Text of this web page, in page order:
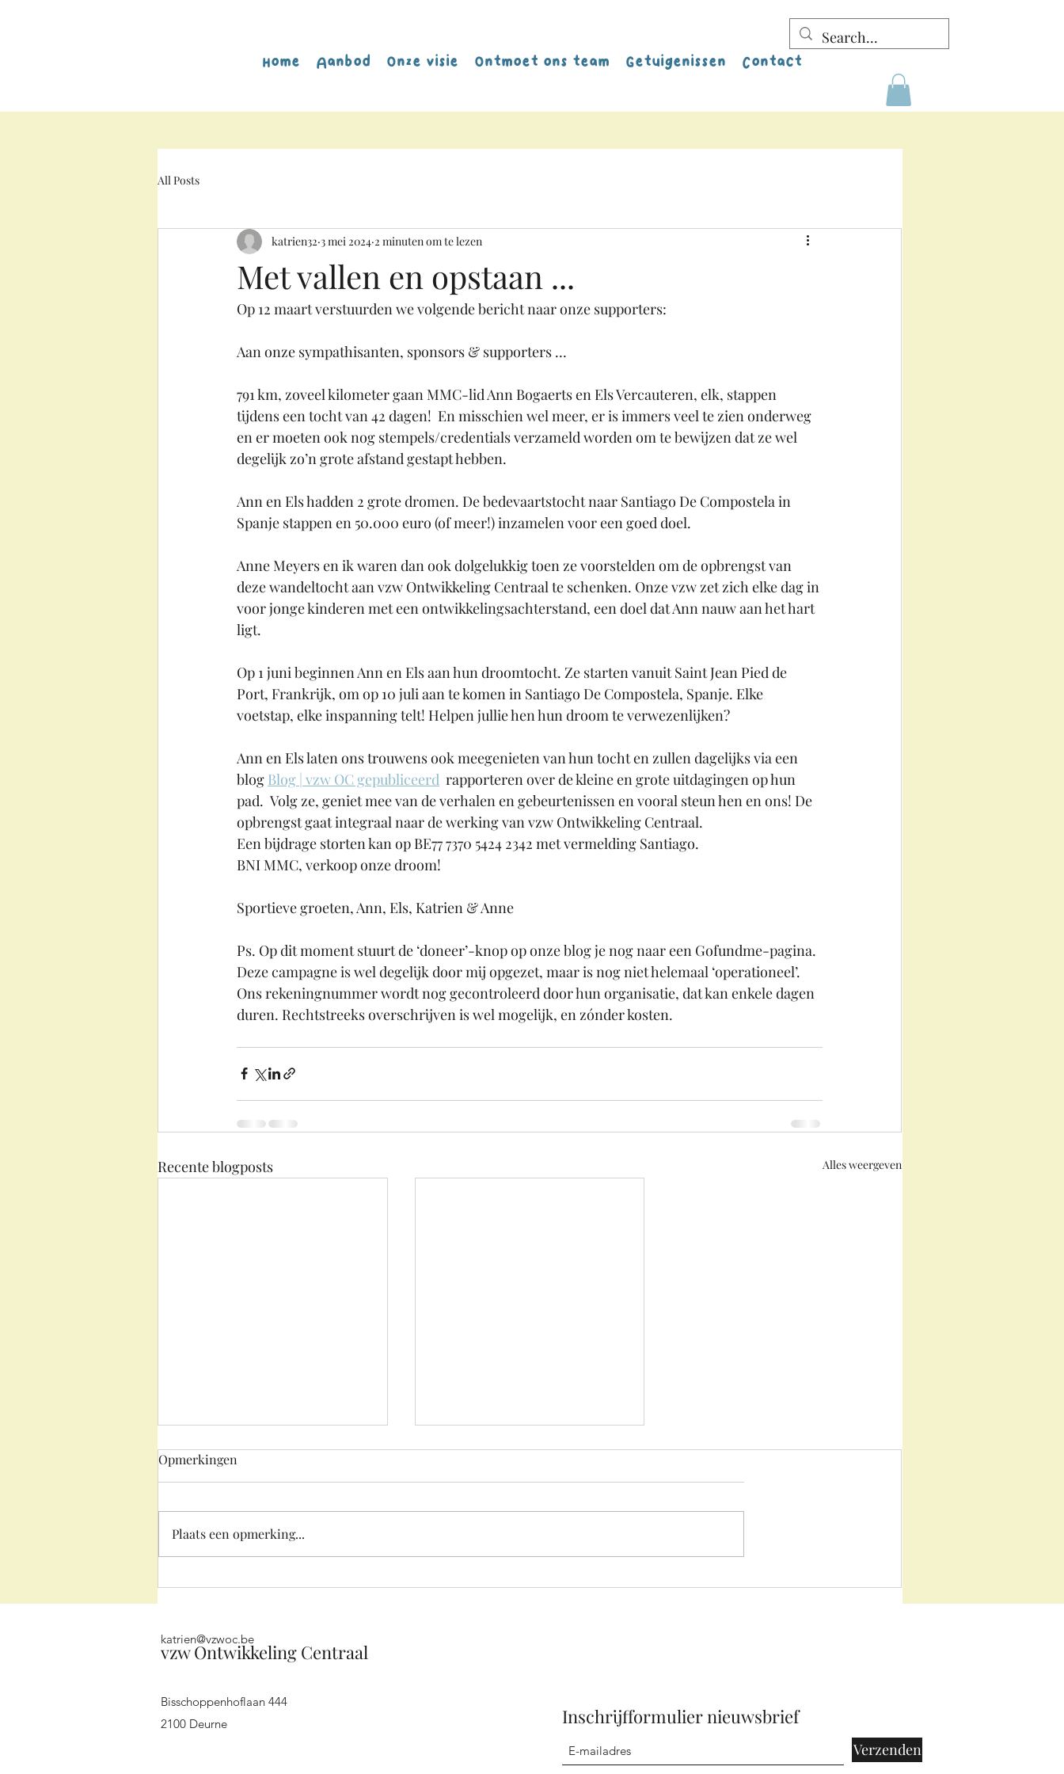
Home Aanbod Onze visie Ontmoet ons team Getuigenissen Contact
All Posts
Met vallen en opstaan ...
katrien32 3 mei 2024 2 minuten om te lezen
Op 12 maart verstuurden we volgende bericht naar onze supporters:
Aan onze sympathisanten, sponsors & supporters …
791 km, zoveel kilometer gaan MMC-lid Ann Bogaerts en Els Vercauteren, elk, stappen
tijdens een tocht van 42 dagen!  En misschien wel meer, er is immers veel te zien onderweg
en er moeten ook nog stempels/credentials verzameld worden om te bewijzen dat ze wel
degelijk zo’n grote afstand gestapt hebben.
Ann en Els hadden 2 grote dromen. De bedevaartstocht naar Santiago De Compostela in
Spanje stappen en 50.000 euro (of meer!) inzamelen voor een goed doel.
Anne Meyers en ik waren dan ook dolgelukkig toen ze voorstelden om de opbrengst van
deze wandeltocht aan vzw Ontwikkeling Centraal te schenken. Onze vzw zet zich elke dag in
voor jonge kinderen met een ontwikkelingsachterstand, een doel dat Ann nauw aan het hart
ligt.
Op 1 juni beginnen Ann en Els aan hun droomtocht. Ze starten vanuit Saint Jean Pied de
Port, Frankrijk, om op 10 juli aan te komen in Santiago De Compostela, Spanje. Elke
voetstap, elke inspanning telt! Helpen jullie hen hun droom te verwezenlijken?
Ann en Els laten ons trouwens ook meegenieten van hun tocht en zullen dagelijks via een
blog Blog | vzw OC gepubliceerd rapporteren over de kleine en grote uitdagingen op hun
pad.  Volg ze, geniet mee van de verhalen en gebeurtenissen en vooral steun hen en ons! De
opbrengst gaat integraal naar de werking van vzw Ontwikkeling Centraal.
Een bijdrage storten kan op BE77 7370 5424 2342 met vermelding Santiago.
BNI MMC, verkoop onze droom!
Sportieve groeten, Ann, Els, Katrien & Anne
Ps. Op dit moment stuurt de ‘doneer’-knop op onze blog je nog naar een Gofundme-pagina.
Deze campagne is wel degelijk door mij opgezet, maar is nog niet helemaal ‘operationeel’.
Ons rekeningnummer wordt nog gecontroleerd door hun organisatie, dat kan enkele dagen
duren. Rechtstreeks overschrijven is wel mogelijk, en zónder kosten.
Recente blogposts Alles weergeven
Opmerkingen
Plaats een opmerking...
vzw Ontwikkeling Centraal
katrien@vzwoc.be
Bisschoppenhoflaan 444
2100 Deurne
Inschrijfformulier nieuwsbrief
Verzenden